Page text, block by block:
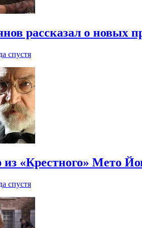
рассказал о новых
спустя
из «Крестного» Мето
спустя